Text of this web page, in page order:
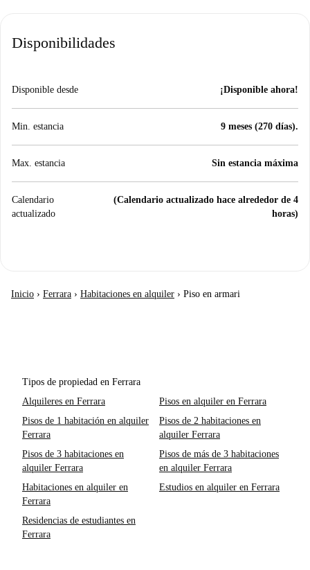
Disponibilidades
Disponible desde ¡Disponible ahora!
Min. estancia 9 meses (270 días).
Max. estancia Sin estancia máxima
Calendario
actualizado
(Calendario actualizado hace alrededor de 4
horas)
Inicio › Ferrara › Habitaciones en alquiler › Piso en armari
Tipos de propiedad en Ferrara
Alquileres en Ferrara
Pisos en alquiler en Ferrara
Pisos de 1 habitación en alquiler
Ferrara
Pisos de 2 habitaciones en
alquiler Ferrara
Pisos de 3 habitaciones en
alquiler Ferrara
Pisos de más de 3 habitaciones
en alquiler Ferrara
Habitaciones en alquiler en
Ferrara
Estudios en alquiler en Ferrara
Residencias de estudiantes en
Ferrara